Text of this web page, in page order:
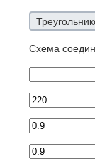
Схема